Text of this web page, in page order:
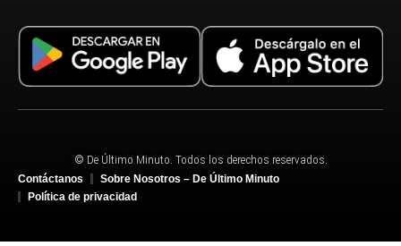
© De Último Minuto. Todos los derechos reservados.
Contáctanos
Sobre Nosotros – De Último Minuto
Política de privacidad